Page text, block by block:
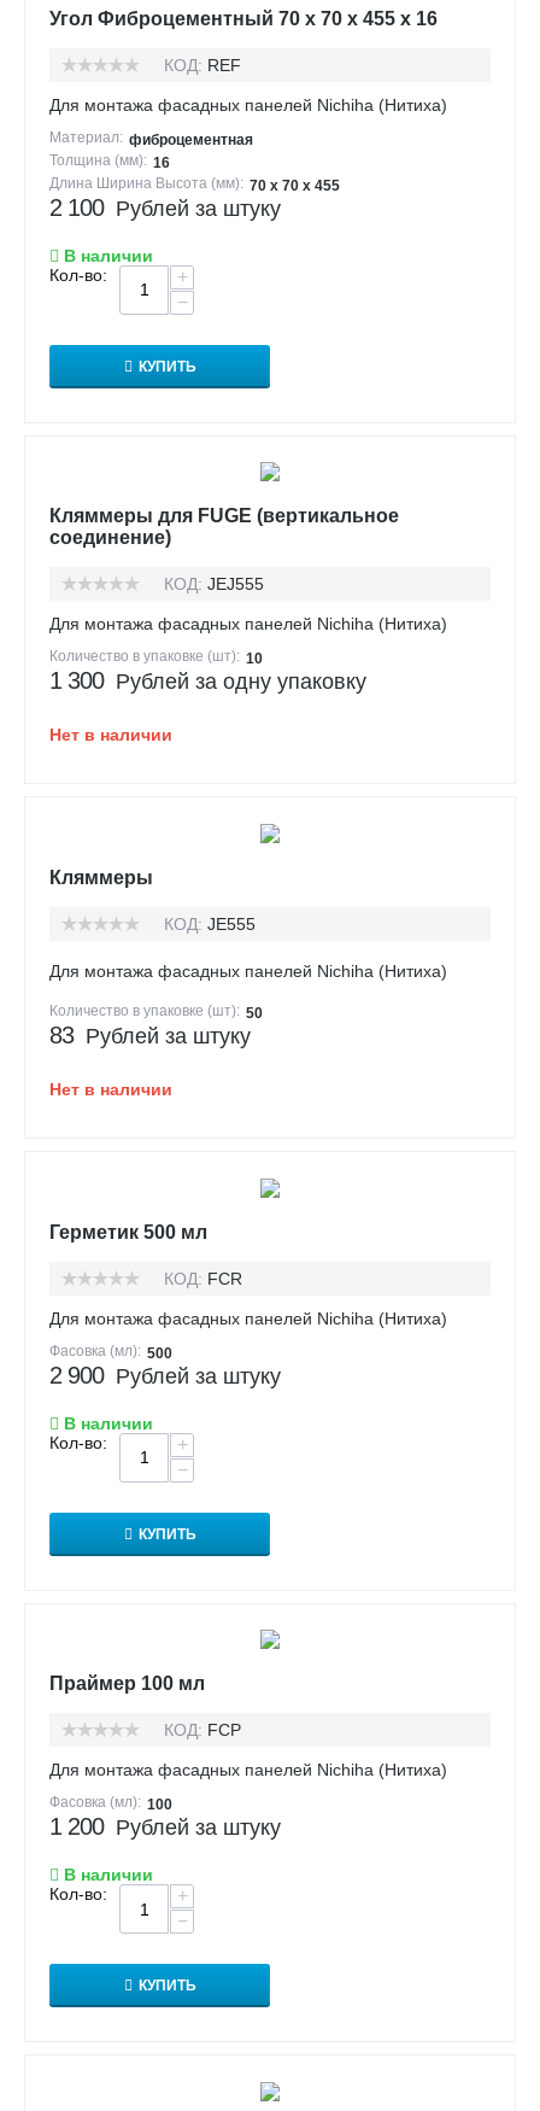
Угол Фиброцементный 70 х 70 х 455 х 16
КОД: REF
Для монтажа фасадных панелей Nichiha (Нитиха)
Материал: фиброцементная
Толщина (мм): 16
Длина Ширина Высота (мм): 70 х 70 х 455
2 100 Рублей за штуку
В наличии
Кол-во:
+
−
КУПИТЬ
Кляммеры для FUGE (вертикальное
соединение)
КОД: JEJ555
Для монтажа фасадных панелей Nichiha (Нитиха)
Количество в упаковке (шт): 10
1 300 Рублей за одну упаковку
Нет в наличии
Кляммеры
КОД: JE555
Для монтажа фасадных панелей Nichiha (Нитиха)
Количество в упаковке (шт): 50
83 Рублей за штуку
Нет в наличии
Герметик 500 мл
КОД: FCR
Для монтажа фасадных панелей Nichiha (Нитиха)
Фасовка (мл): 500
2 900 Рублей за штуку
В наличии
Кол-во:
+
−
КУПИТЬ
Праймер 100 мл
КОД: FCP
Для монтажа фасадных панелей Nichiha (Нитиха)
Фасовка (мл): 100
1 200 Рублей за штуку
В наличии
Кол-во:
+
−
КУПИТЬ